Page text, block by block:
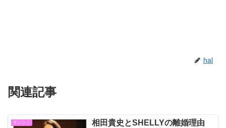
hal
関連記事
タレント
相田貴史とSHELLYの離婚理由